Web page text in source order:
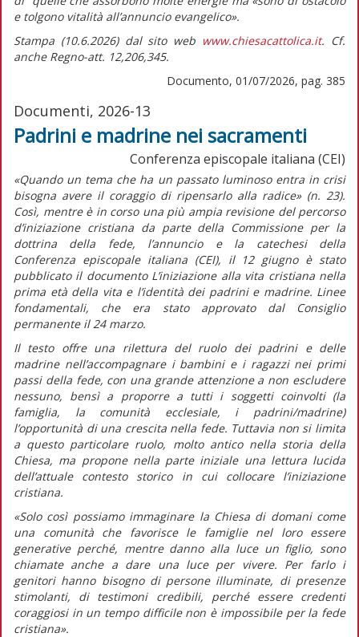
e tolgono vitalità all’annuncio evangelico».
Stampa (10.6.2026) dal sito web www.chiesacattolica.it. Cf.
anche Regno-att. 12,206,345.
Documento, 01/07/2026, pag. 385
Documenti, 2026-13
Padrini e madrine nei sacramenti
Conferenza episcopale italiana (CEI)
«Quando un tema che ha un passato luminoso entra in crisi
bisogna avere il coraggio di ripensarlo alla radice» (n. 23).
Così, mentre è in corso una più ampia revisione del percorso
d’iniziazione cristiana da parte della Commissione per la
dottrina della fede, l’annuncio e la catechesi della
Conferenza episcopale italiana (CEI), il 12 giugno è stato
pubblicato il documento L’iniziazione alla vita cristiana nella
prima età della vita e l’identità dei padrini e madrine. Linee
fondamentali, che era stato approvato dal Consiglio
permanente il 24 marzo.
Il testo offre una rilettura del ruolo dei padrini e delle
madrine nell’accompagnare i bambini e i ragazzi nei primi
passi della fede, con una grande attenzione a non escludere
nessuno, bensì a proporre a tutti i soggetti coinvolti (la
famiglia, la comunità ecclesiale, i padrini/madrine)
l’opportunità di una crescita nella fede. Tuttavia non si limita
a questo particolare ruolo, molto antico nella storia della
Chiesa, ma propone nella parte iniziale una lettura lucida
dell’attuale contesto storico in cui collocare l’iniziazione
cristiana.
«Solo così possiamo immaginare la Chiesa di domani come
una comunità che favorisce le famiglie nel loro essere
generative perché, mentre danno alla luceun figlio, sono
chiamate anche adare una luce per vivere. Per farlo i
genitori hanno bisogno di persone illuminate, di presenze
stimolanti, di testimoni credibili, perché essere credenti
coraggiosi in un tempo difficile non è impossibile per la fede
cristiana».